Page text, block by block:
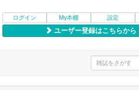
ログイン My本棚 設定
ユーザー登録はこちらから